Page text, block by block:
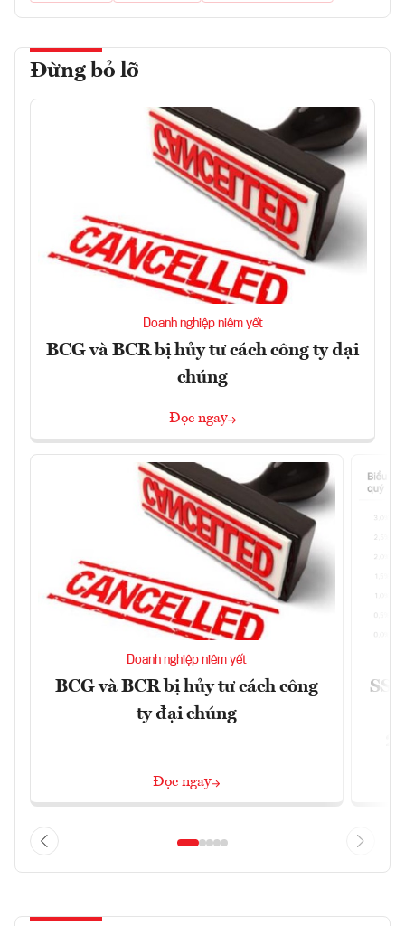
Đừng bỏ lỡ
Doanh nghiệp niêm yết
BCG và BCR bị hủy tư cách công ty đại
chúng
Đọc ngay
Doanh nghiệp niêm yết
BCG và BCR bị hủy tư cách công
ty đại chúng
Đọc ngay
SSI